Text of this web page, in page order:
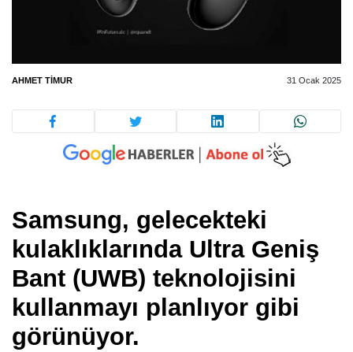
AHMET TIMUR 31 Ocak 2025
Samsung, gelecekteki
kulaklıklarında Ultra Geniş
Bant (UWB) teknolojisini
kullanmayı planlıyor gibi
görünüyor.